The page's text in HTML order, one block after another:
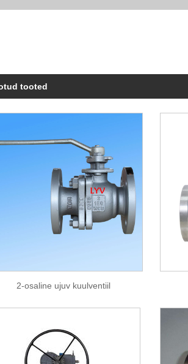
tooted
2-osaline ujuv kuulventiil